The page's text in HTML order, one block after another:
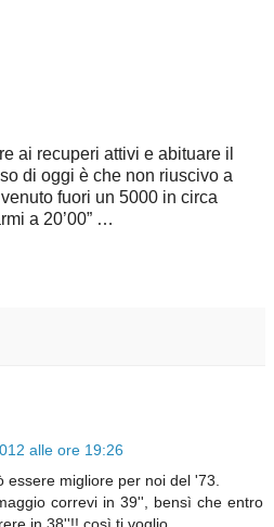
ai recuperi attivi e abituare il
di oggi è che non riuscivo a
fuori un 5000 in circa
a 20’00” …
alle ore 19:26
essere migliore per noi del '73.
correvi in 39'', bensì che entro